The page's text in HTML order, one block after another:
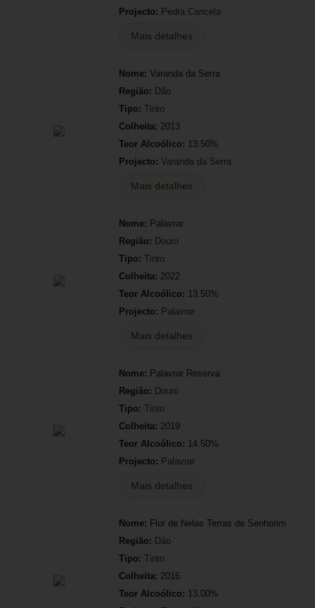
Projecto: Pedra Cancela
Mais detalhes
Nome: Varanda da Serra
Região: Dão
Tipo: Tinto
Colheita: 2013
Teor Alcoólico: 13.50%
Projecto: Varanda da Serra
Mais detalhes
Nome: Palavrar
Região: Douro
Tipo: Tinto
Colheita: 2022
Teor Alcoólico: 13.50%
Projecto: Palavrar
Mais detalhes
Nome: Palavrar Reserva
Região: Douro
Tipo: Tinto
Colheita: 2019
Teor Alcoólico: 14.50%
Projecto: Palavrar
Mais detalhes
Nome: Flor de Nelas Terras de Senhorim
Região: Dão
Tipo: Tinto
Colheita: 2016
Teor Alcoólico: 13.00%